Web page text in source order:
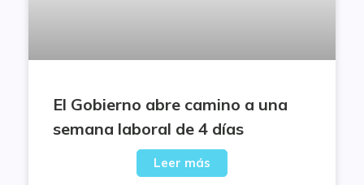
El Gobierno abre camino a una
semana laboral de 4 días
Leer más